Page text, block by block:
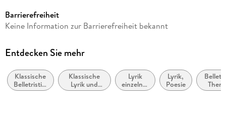
Autor/Autorin
Verlag/Hersteller
Produktart
kartoniert
Barrierefreiheit
Keine Information zur Barrierefreiheit bekannt
Entdecken Sie mehr
Klassische
Belletristik:
allgemein
Klassische
Lyrik und
Dichtung
Lyrik
einzelner
Dichter
Lyrik,
Poesie